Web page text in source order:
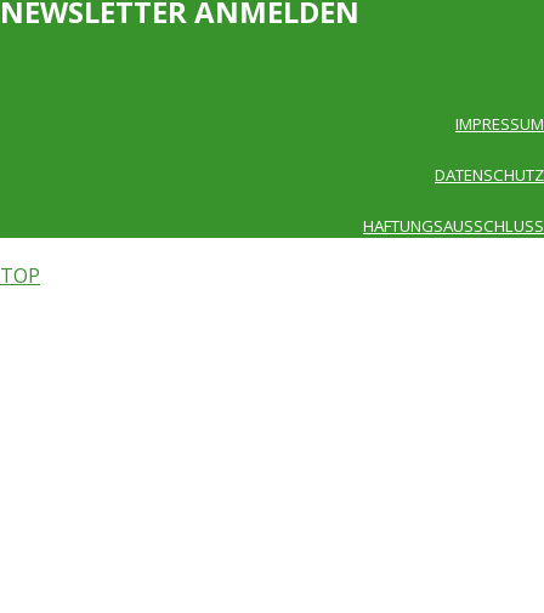
NEWSLETTER ANMELDEN
IMPRESSUM
DATENSCHUTZ
HAFTUNGSAUSSCHLUSS
TOP